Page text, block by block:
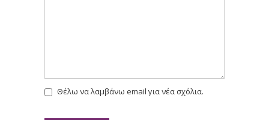
Θέλω να λαμβάνω email για νέα σχόλια.